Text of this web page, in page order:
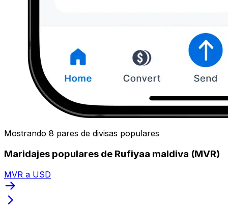
Mostrando 8 pares de divisas populares
Maridajes populares de Rufiyaa maldiva (MVR)
MVR a USD